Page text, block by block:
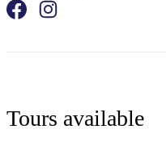
Tours available